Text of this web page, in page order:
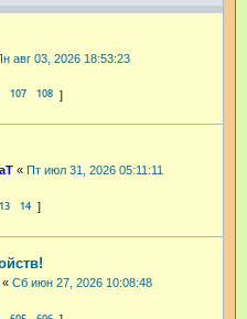
авг 03, 2026 18:53:23
107 108
« Пт июл 31, 2026 05:11:11
13 14
« Сб июн 27, 2026 10:08:48